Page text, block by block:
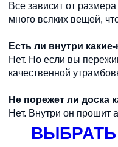
Все зависит от
много всяких вещей,
Есть ли внутри
Нет. Но если вы
качественной
Не порежет ли доска
Нет. Внутри он прошит